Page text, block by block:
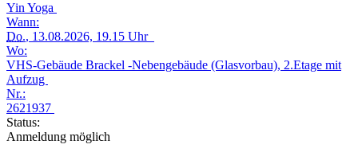
Yin Yoga
Wann:
Do., 13.08.2026, 19.15 Uhr
Wo:
VHS-Gebäude Brackel -Nebengebäude (Glasvorbau), 2.Etage mit
Aufzug
Nr.:
2621937
Status:
Anmeldung möglich